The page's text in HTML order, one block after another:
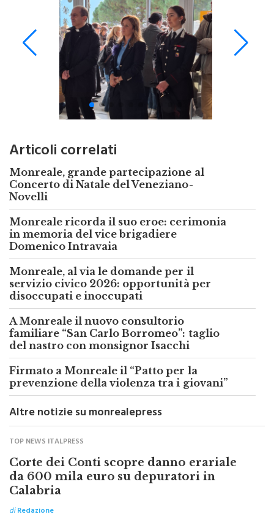
Articoli correlati
Monreale, grande partecipazione al
Concerto di Natale del Veneziano-
Novelli
Monreale ricorda il suo eroe: cerimonia
in memoria del vice brigadiere
Domenico Intravaia
Monreale, al via le domande per il
servizio civico 2026: opportunità per
disoccupati e inoccupati
A Monreale il nuovo consultorio
familiare “San Carlo Borromeo”: taglio
del nastro con monsignor Isacchi
Firmato a Monreale il “Patto per la
prevenzione della violenza tra i giovani”
Altre notizie su monrealepress
TOP NEWS ITALPRESS
Corte dei Conti scopre danno erariale
da 600 mila euro su depuratori in
Calabria